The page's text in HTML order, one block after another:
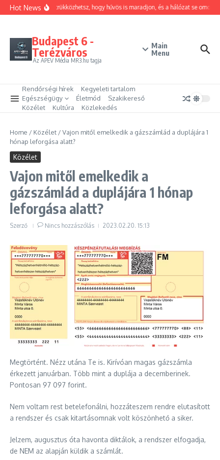
Ugrás a tartalomhoz
Hot NewsHogyan trükközhetsz, hogy hűvös is maradjon, és a hálózat se omoljon
Budapest 6 -
Terézváros
Az APEV Média MR3.hu tagja
Main
Menu
Rendőrségi hírek
Kegyeleti tartalom
Egészségügy
Életmód
Szakikereső
Közélet
Kultúra Közlekedés
Home / Közélet /Vajon mitől emelkedik a gázszámlád a duplájára 1
hónap leforgása alatt?
Közélet
Vajon mitől emelkedik a
gázszámlád a duplájára 1 hónap
leforgása alatt?
Szerző Nincs hozzászólás 2023.02.20. 15:13
Megtörtént. Nézz utána Te is. Kirívóan magas gázszámla
érkezett januárban. Több mint a duplája a decemberinek.
Pontosan 97 097 forint.
Nem voltam rest betelefonálni, hozzáteszem rendre elutasított
a rendszer és csak kitartásomnak volt köszönhető a siker.
Jelzem, augusztus óta havonta diktálok, a rendszer elfogadja,
de NEM az alapján küldik a számlát.